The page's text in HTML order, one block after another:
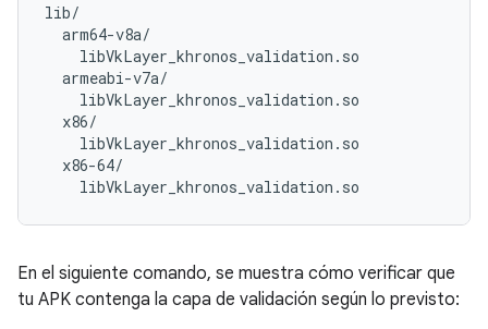
lib/
  arm64-v8a/
    libVkLayer_khronos_validation.so
  armeabi-v7a/
    libVkLayer_khronos_validation.so
  x86/
    libVkLayer_khronos_validation.so
  x86-64/
En el siguiente comando, se muestra cómo verificar que
tu APK contenga la capa de validación según lo previsto: